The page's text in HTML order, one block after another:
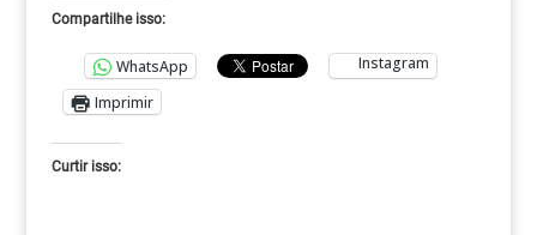
Compartilhe isso:
WhatsApp
Instagram
Imprimir
Curtir isso: